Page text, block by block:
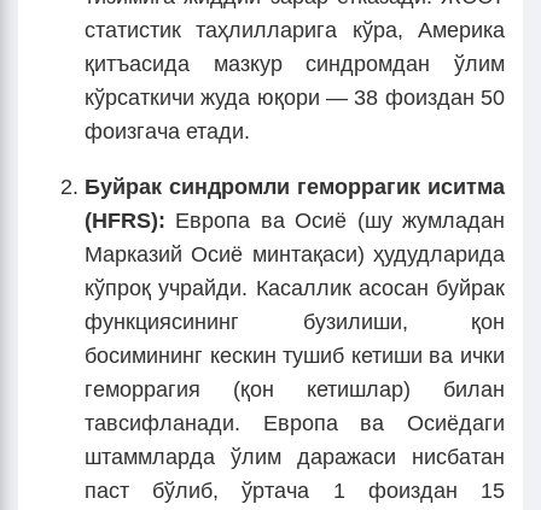
статистик таҳлилларига кўра, Америка
қитъасида мазкур синдромдан ўлим
кўрсаткичи жуда юқори — 38 фоиздан 50
фоизгача етади.
Буйрак синдромли геморрагик иситма
(HFRS): Европа ва Осиё (шу жумладан
Марказий Осиё минтақаси) ҳудудларида
кўпроқ учрайди. Касаллик асосан буйрак
функциясининг бузилиши, қон
босимининг кескин тушиб кетиши ва ички
геморрагия (қон кетишлар) билан
тавсифланади. Европа ва Осиёдаги
штаммларда ўлим даражаси нисбатан
паст бўлиб, ўртача 1 фоиздан 15